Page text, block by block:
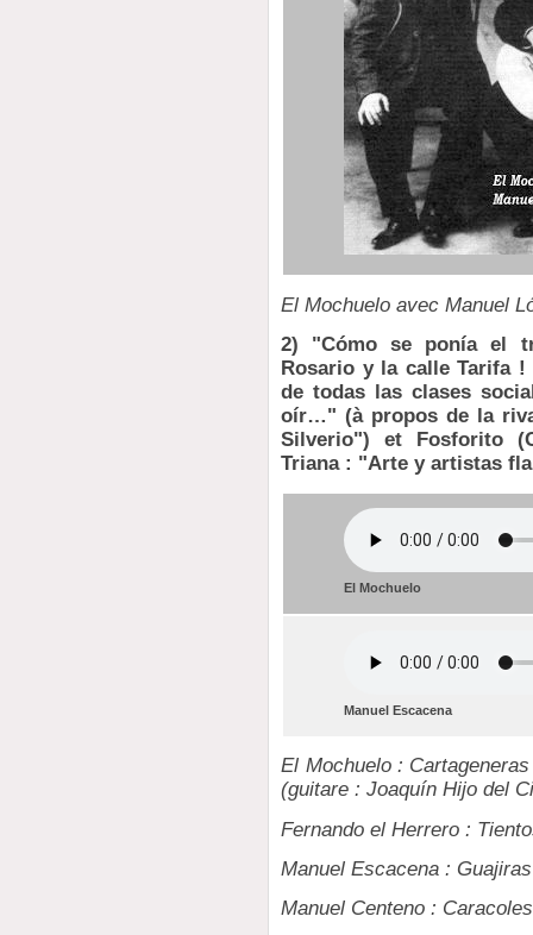
El Mochuelo avec Manuel
2) "Cómo se ponía el
Rosario y la calle Tarifa !
de todas las clases
oír…" (à propos de la
Silverio") et Fosforito
Triana : "Arte y artistas
El Mochuelo
Manuel Escacena
El Mochuelo :
(guitare : Joaquín Hijo del
Fernando el Herrero :
Manuel Escacena :
Manuel Centeno :